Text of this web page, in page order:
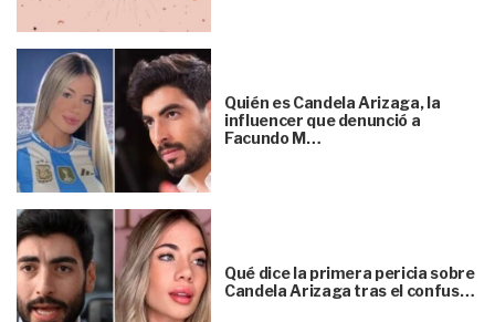
Quién es Candela Arizaga, la
influencer que denunció a
Facundo M…
Qué dice la primera pericia sobre
Candela Arizaga tras el confus…